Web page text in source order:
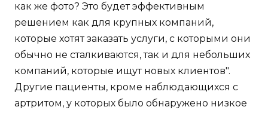
как же фото? Это будет эффективным
решением как для крупных компаний,
которые хотят заказать услуги, с которыми они
обычно не сталкиваются, так и для небольших
компаний, которые ищут новых клиентов".
Другие пациенты, кроме наблюдающихся с
артритом, у которых было обнаружено низкое